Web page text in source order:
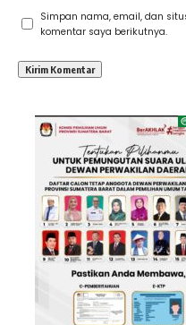
Simpan nama, email, dan
komentar saya berikutnya.